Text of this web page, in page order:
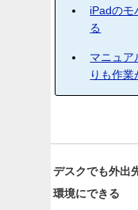
iPadのモ
る
マニュア
りも作業
デスクでも外出
環境にできる